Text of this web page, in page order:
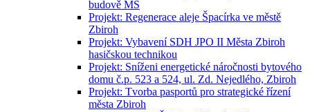
budově MŠ
Projekt: Regenerace aleje Špacírka ve městě
Zbiroh
Projekt: Vybavení SDH JPO II Města Zbiroh
hasičskou technikou
Projekt: Sníženi energetické náročnosti bytového
domu č.p. 523 a 524, ul. Zd. Nejedlého, Zbiroh
Projekt: Tvorba pasportů pro strategické řízení
města Zbiroh